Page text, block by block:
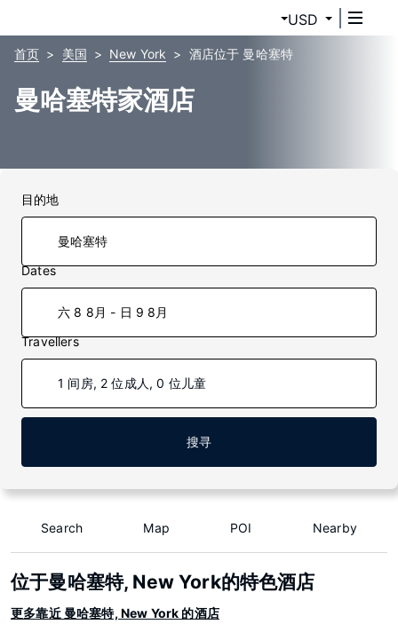
USD
首页 美国 New York 酒店位于 曼哈塞特
曼哈塞特家酒店
目的地
Dates
六 8 8月 - 日 9 8月
Travellers
1 间房, 2 位成人, 0 位儿童
搜寻
Search Map POI Nearby
位于曼哈塞特, New York的特色酒店
更多靠近 曼哈塞特, New York 的酒店